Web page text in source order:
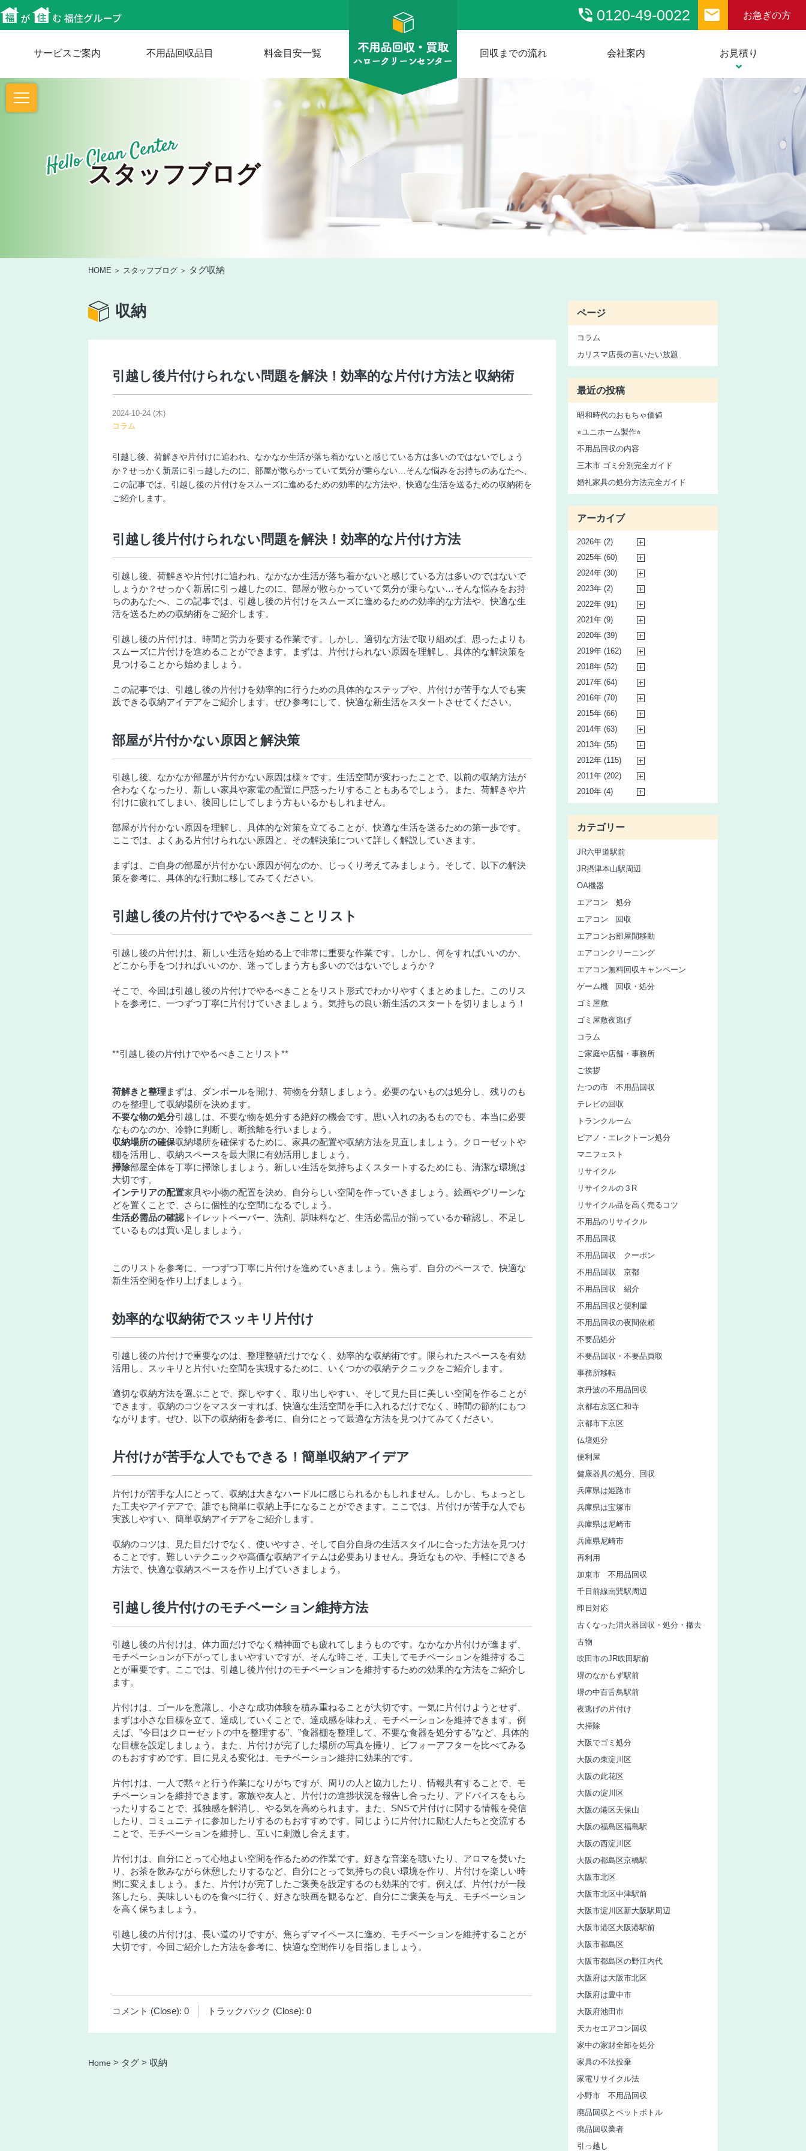
サービスご案内 不用品回収品目 料金目安一覧 回収までの流れ 会社案内 お見積り
phone_in_talk 0120-49-0022 email お急ぎの方
スタッフブログ
HOME スタッフブログ タグ収納
収納
引越し後片付けられない問題を解決！効率的な片付け方法と収納術
2024-10-24 (木)
コラム
引越し後、荷解きや片付けに追われ、なかなか生活が落ち着かないと感じている方は多いのではないでしょう
か？せっかく新居に引っ越したのに、部屋が散らかっていて気分が乗らない…そんな悩みをお持ちのあなたへ、
この記事では、引越し後の片付けをスムーズに進めるための効率的な方法や、快適な生活を送るための収納術を
ご紹介します。
引越し後片付けられない問題を解決！効率的な片付け方法
引越し後、荷解きや片付けに追われ、なかなか生活が落ち着かないと感じている方は多いのではないで
しょうか？せっかく新居に引っ越したのに、部屋が散らかっていて気分が乗らない…そんな悩みをお持
ちのあなたへ、この記事では、引越し後の片付けをスムーズに進めるための効率的な方法や、快適な生
活を送るための収納術をご紹介します。
引越し後の片付けは、時間と労力を要する作業です。しかし、適切な方法で取り組めば、思ったよりも
スムーズに片付けを進めることができます。まずは、片付けられない原因を理解し、具体的な解決策を
見つけることから始めましょう。
この記事では、引越し後の片付けを効率的に行うための具体的なステップや、片付けが苦手な人でも実
践できる収納アイデアをご紹介します。ぜひ参考にして、快適な新生活をスタートさせてください。
部屋が片付かない原因と解決策
引越し後、なかなか部屋が片付かない原因は様々です。生活空間が変わったことで、以前の収納方法が
合わなくなったり、新しい家具や家電の配置に戸惑ったりすることもあるでしょう。また、荷解きや片
付けに疲れてしまい、後回しにしてしまう方もいるかもしれません。
部屋が片付かない原因を理解し、具体的な対策を立てることが、快適な生活を送るための第一歩です。
ここでは、よくある片付けられない原因と、その解決策について詳しく解説していきます。
まずは、ご自身の部屋が片付かない原因が何なのか、じっくり考えてみましょう。そして、以下の解決
策を参考に、具体的な行動に移してみてください。
引越し後の片付けでやるべきことリスト
引越し後の片付けは、新しい生活を始める上で非常に重要な作業です。しかし、何をすればいいのか、
どこから手をつければいいのか、迷ってしまう方も多いのではないでしょうか？
そこで、今回は引越し後の片付けでやるべきことをリスト形式でわかりやすくまとめました。このリス
トを参考に、一つずつ丁寧に片付けていきましょう。気持ちの良い新生活のスタートを切りましょう！
**引越し後の片付けでやるべきことリスト**
荷解きと整理 まずは、ダンボールを開け、荷物を分類しましょう。必要のないものは処分し、残りのも
のを整理して収納場所を決めます。
不要な物の処分引越しは、不要な物を処分する絶好の機会です。思い入れのあるものでも、本当に必要
なものなのか、冷静に判断し、断捨離を行いましょう。
収納場所の確保収納場所を確保するために、家具の配置や収納方法を見直しましょう。クローゼットや
棚を活用し、収納スペースを最大限に有効活用しましょう。
掃除部屋全体を丁寧に掃除しましょう。新しい生活を気持ちよくスタートするためにも、清潔な環境は
大切です。
インテリアの配置家具や小物の配置を決め、自分らしい空間を作っていきましょう。絵画やグリーンな
どを置くことで、さらに個性的な空間になるでしょう。
生活必需品の確認 トイレットペーパー、洗剤、調味料など、生活必需品が揃っているか確認し、不足し
ているものは買い足しましょう。
このリストを参考に、一つずつ丁寧に片付けを進めていきましょう。焦らず、自分のペースで、快適な
新生活空間を作り上げましょう。
効率的な収納術でスッキリ片付け
引越し後の片付けで重要なのは、整理整頓だけでなく、効率的な収納術です。限られたスペースを有効
活用し、スッキリと片付いた空間を実現するために、いくつかの収納テクニックをご紹介します。
適切な収納方法を選ぶことで、探しやすく、取り出しやすい、そして見た目に美しい空間を作ることが
できます。収納のコツをマスターすれば、快適な生活空間を手に入れるだけでなく、時間の節約にもつ
ながります。ぜひ、以下の収納術を参考に、自分にとって最適な方法を見つけてみてください。
片付けが苦手な人でもできる！簡単収納アイデア
片付けが苦手な人にとって、収納は大きなハードルに感じられるかもしれません。しかし、ちょっとし
た工夫やアイデアで、誰でも簡単に収納上手になることができます。ここでは、片付けが苦手な人でも
実践しやすい、簡単収納アイデアをご紹介します。
収納のコツは、見た目だけでなく、使いやすさ、そして自分自身の生活スタイルに合った方法を見つけ
ることです。難しいテクニックや高価な収納アイテムは必要ありません。身近なものや、手軽にできる
方法で、快適な収納スペースを作り上げていきましょう。
引越し後片付けのモチベーション維持方法
引越し後の片付けは、体力面だけでなく精神面でも疲れてしまうものです。なかなか片付けが進まず、
モチベーションが下がってしまいやすいですが、そんな時こそ、工夫してモチベーションを維持するこ
とが重要です。ここでは、引越し後片付けのモチベーションを維持するための効果的な方法をご紹介し
ます。
片付けは、ゴールを意識し、小さな成功体験を積み重ねることが大切です。一気に片付けようとせず、
まずは小さな目標を立て、達成していくことで、達成感を味わえ、モチベーションを維持できます。例
えば、”今日はクローゼットの中を整理する”、”食器棚を整理して、不要な食器を処分する”など、具体的
な目標を設定しましょう。また、片付けが完了した場所の写真を撮り、ビフォーアフターを比べてみる
のもおすすめです。目に見える変化は、モチベーション維持に効果的です。
片付けは、一人で黙々と行う作業になりがちですが、周りの人と協力したり、情報共有することで、モ
チベーションを維持できます。家族や友人と、片付けの進捗状況を報告し合ったり、アドバイスをもら
ったりすることで、孤独感を解消し、やる気を高められます。また、SNSで片付けに関する情報を発信
したり、コミュニティに参加したりするのもおすすめです。同じように片付けに励む人たちと交流する
ことで、モチベーションを維持し、互いに刺激し合えます。
片付けは、自分にとって心地よい空間を作るための作業です。好きな音楽を聴いたり、アロマを焚いた
り、お茶を飲みながら休憩したりするなど、自分にとって気持ちの良い環境を作り、片付けを楽しい時
間に変えましょう。また、片付けが完了したご褒美を設定するのも効果的です。例えば、片付けが一段
落したら、美味しいものを食べに行く、好きな映画を観るなど、自分にご褒美を与え、モチベーション
を高く保ちましょう。
引越し後の片付けは、長い道のりですが、焦らずマイペースに進め、モチベーションを維持することが
大切です。今回ご紹介した方法を参考に、快適な空間作りを目指しましょう。
コメント (Close): 0 トラックバック (Close): 0
Home > タグ > 収納
ページ
コラム
カリスマ店長の言いたい放題
最近の投稿
昭和時代のおもちゃ価値
⭐︎ユニホーム製作⭐︎
不用品回収の内容
三木市 ゴミ分別完全ガイド
婚礼家具の処分方法完全ガイド
アーカイブ
2026年 (2)
2025年 (60)
2024年 (30)
2023年 (2)
2022年 (91)
2021年 (9)
2020年 (39)
2019年 (162)
2018年 (52)
2017年 (64)
2016年 (70)
2015年 (66)
2014年 (63)
2013年 (55)
2012年 (115)
2011年 (202)
2010年 (4)
カテゴリー
JR六甲道駅前
JR摂津本山駅周辺
OA機器
エアコン 処分
エアコン 回収
エアコンお部屋間移動
エアコンクリーニング
エアコン無料回収キャンペーン
ゲーム機 回収・処分
ゴミ屋敷
ゴミ屋敷夜逃げ
コラム
ご家庭や店舗・事務所
ご挨拶
たつの市 不用品回収
テレビの回収
トランクルーム
ピアノ・エレクトーン処分
マニフェスト
リサイクル
リサイクルの３R
リサイクル品を高く売るコツ
不用品のリサイクル
不用品回収
不用品回収 クーポン
不用品回収 京都
不用品回収 紹介
不用品回収と便利屋
不用品回収の夜間依頼
不要品処分
不要品回収・不要品買取
事務所移転
京丹波の不用品回収
京都右京区仁和寺
京都市下京区
仏壇処分
便利屋
健康器具の処分、回収
兵庫県は姫路市
兵庫県は宝塚市
兵庫県は尼崎市
兵庫県尼崎市
再利用
加東市 不用品回収
千日前線南巽駅周辺
即日対応
古くなった消火器回収・処分・撤去
古物
吹田市のJR吹田駅前
堺のなかもず駅前
堺の中百舌鳥駅前
夜逃げの片付け
大掃除
大阪でゴミ処分
大阪の東淀川区
大阪の此花区
大阪の淀川区
大阪の港区天保山
大阪の福島区福島駅
大阪の西淀川区
大阪の都島区京橋駅
大阪市北区
大阪市北区中津駅前
大阪市淀川区新大阪駅周辺
大阪市港区大阪港駅前
大阪市都島区
大阪市都島区の野江内代
大阪府は大阪市北区
大阪府は豊中市
大阪府池田市
天カセエアコン回収
家中の家財全部を処分
家具の不法投棄
家電リサイクル法
小野市 不用品回収
廃品回収とペットボトル
廃品回収業者
引っ越し